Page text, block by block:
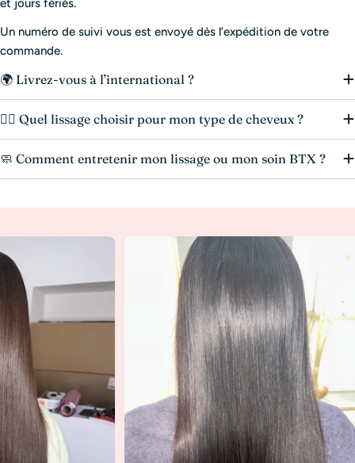
et jours fériés.
Un numéro de suivi vous est envoyé dès l’expédition de votre
commande.
🌍 Livrez-vous à l’international ?
💆‍♀️ Quel lissage choisir pour mon type de cheveux ?
🧼 Comment entretenir mon lissage ou mon soin BTX ?